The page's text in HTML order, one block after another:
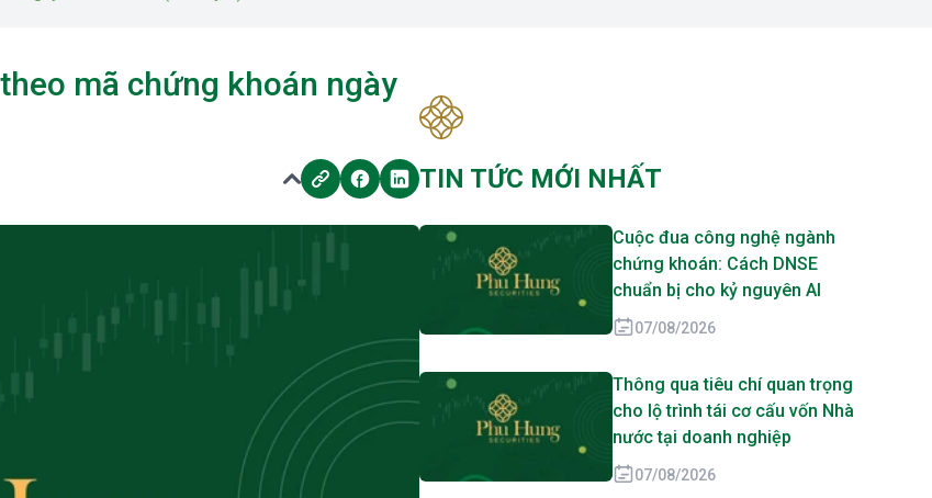
mã chứng khoán ngày
TIN TỨC MỚI NHẤT
Cuộc đua công nghệ ngành
chứng khoán: Cách DNSE
chuẩn bị cho kỷ nguyên AI
07/08/2026
Thông qua tiêu chí quan trọng
cho lộ trình tái cơ cấu vốn Nhà
nước tại doanh nghiệp
07/08/2026